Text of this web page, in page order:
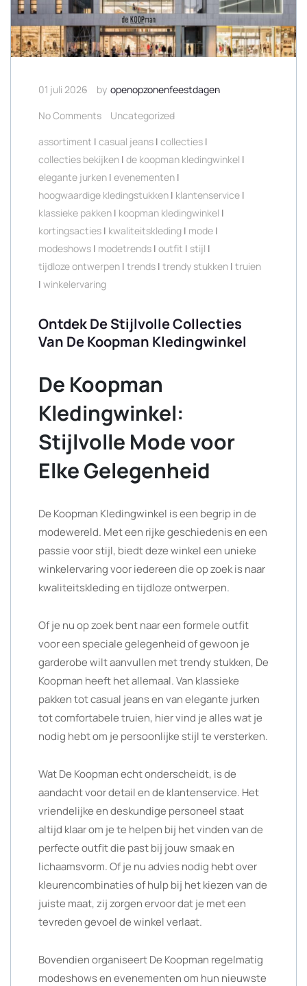
01 juli 2026 by openopzonenfeestdagen
No Comments
Uncategorized
assortiment | casual jeans | collecties |
collecties bekijken | de koopman kledingwinkel |
elegante jurken | evenementen |
hoogwaardige kledingstukken | klantenservice |
klassieke pakken | koopman kledingwinkel |
kortingsacties | kwaliteitskleding | mode |
modeshows | modetrends | outfit | stijl |
tijdloze ontwerpen | trends | trendy stukken | truien
| winkelervaring
Ontdek De Stijlvolle Collecties
Van De Koopman Kledingwinkel
De Koopman
Kledingwinkel:
Stijlvolle Mode voor
Elke Gelegenheid
De Koopman Kledingwinkel is een begrip in de
modewereld. Met een rijke geschiedenis en een
passie voor stijl, biedt deze winkel een unieke
winkelervaring voor iedereen die op zoek is naar
kwaliteitskleding en tijdloze ontwerpen.
Of je nu op zoek bent naar een formele outfit
voor een speciale gelegenheid of gewoon je
garderobe wilt aanvullen met trendy stukken, De
Koopman heeft het allemaal. Van klassieke
pakken tot casual jeans en van elegante jurken
tot comfortabele truien, hier vind je alles wat je
nodig hebt om je persoonlijke stijl te versterken.
Wat De Koopman echt onderscheidt, is de
aandacht voor detail en de klantenservice. Het
vriendelijke en deskundige personeel staat
altijd klaar om je te helpen bij het vinden van de
perfecte outfit die past bij jouw smaak en
lichaamsvorm. Of je nu advies nodig hebt over
kleurencombinaties of hulp bij het kiezen van de
juiste maat, zij zorgen ervoor dat je met een
tevreden gevoel de winkel verlaat.
Bovendien organiseert De Koopman regelmatig
modeshows en evenementen om hun nieuwste